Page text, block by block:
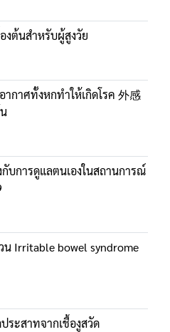
งต้นสำหรับผู้สูงวัย
กาศทั้งหกทำให้เกิดโรค 外感
บการดูแลตนเองในสถานการณ์
น Irritable bowel syndrome
ระสาทจากเชื้องูสวัด